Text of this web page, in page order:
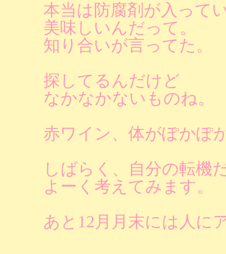
本当は防腐剤が入って
美味しいんだって。
知り合いが言ってた。
探してるんだけど
なかなかないものね。
赤ワイン、体がぽかぽ
しばらく、自分の転機
よーく考えてみます。
あと12月月末には人に